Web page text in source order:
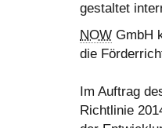
gestaltet
NOW GmbH
die
Im Auftrag
Richtlinie